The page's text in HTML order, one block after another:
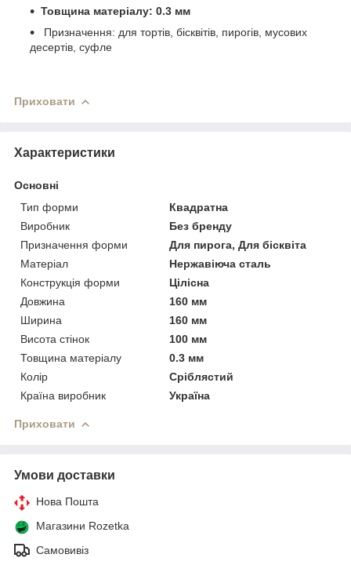
Товщина матеріалу: 0.3 мм
Призначення: для тортів, бісквітів, пирогів, мусових
десертів, суфле
Приховати
Характеристики
Основні
Тип форми
Квадратна
Виробник
Без бренду
Призначення форми
Для пирога, Для бісквіта
Матеріал
Нержавіюча сталь
Конструкція форми
Цілісна
Довжина
160 мм
Ширина
160 мм
Висота стінок
100 мм
Товщина матеріалу
0.3 мм
Колір
Сріблястий
Країна виробник
Україна
Приховати
Умови доставки
Нова Пошта
Магазини Rozetka
Самовивіз